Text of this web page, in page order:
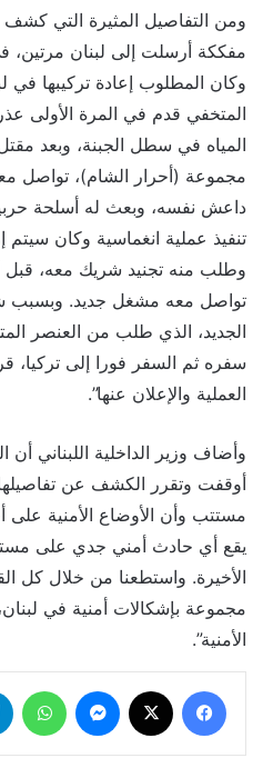
ومن التفاصيل المثيرة التي
مفككة أرسلت إلى لبنان
وكان المطلوب إعادة تركيبها في
المتخفي قدم في المرة الأولى
المياه في سطل الجبنة، وبعد
مجموعة (أحرار الشام)، تواصل
داعش نفسه، وبعث له أسلحة
تنفيذ عملية انغماسية وكان
وطلب منه تجنيد شريك معه، قبل
تواصل معه مشغل جديد. وبسبب
الجديد، الذي طلب من العنصر
سفره ثم السفر فورا إلى
العملية والإعلان عنها”.
وأضاف وزير الداخلية اللبناني أن
أوقفت وتقرر الكشف عن تفاصيلها
مستتب وأن الأوضاع الأمنية على
يقع أي حادث أمني جدي على
الأخيرة. واستطعنا من خلال كل
مجموعة بإشكالات أمنية في
الأمنية”.
فيسبوك ماسنجر